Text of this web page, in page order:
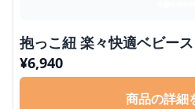
抱っこ紐 楽々快適ベビー
¥6,940
商品の詳細